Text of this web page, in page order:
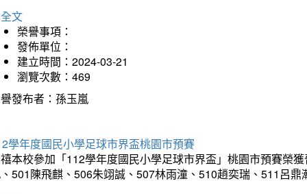
文
榮譽事項：
發佈單位：
建立時間：2024-03-21
瀏覽次數：469
發布者：孫玉嵐
學年度國民小學足球市界盃桃園市預賽
本校參加「112學年度國民小學足球市界盃」桃園市預賽榮
501陳飛麒、506朱翊誠、507林雨潼、510趙奕瑞、511呂